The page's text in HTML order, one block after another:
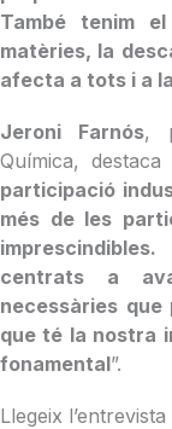
També tenim
matèries, la
afecta a tots i a
Jeroni Farnós,
Química,
participació
més de les
centrats a
necessàries
que té la nostra
fonamental”.
Llegeix l’entrevista